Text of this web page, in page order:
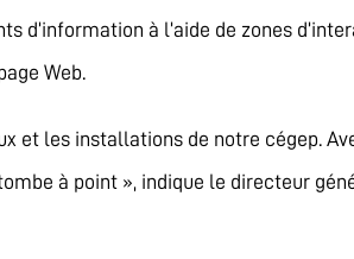
d’information à l’aide de zones
Web.
les installations de notre cégep.
à point », indique le directeur